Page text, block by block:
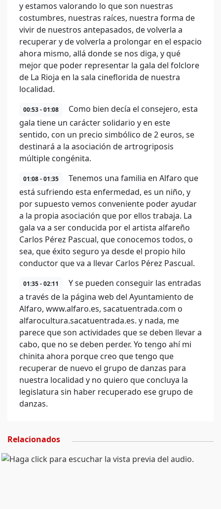
y estamos valorando lo que son nuestras
costumbres, nuestras raíces, nuestra forma de
vivir de nuestros antepasados, de volverla a
recuperar y de volverla a prolongar en el espacio
ahora mismo, allá donde se nos diga, y qué
mejor que poder representar la gala del folclore
de La Rioja en la sala cineflorida de nuestra
localidad.
00:53 - 01:08
Como bien decía el consejero, esta
gala tiene un carácter solidario y en este
sentido, con un precio simbólico de 2 euros, se
destinará a la asociación de artrogriposis
múltiple congénita.
01:08 - 01:35
Tenemos una familia en Alfaro que
está sufriendo esta enfermedad, es un niño, y
por supuesto vemos conveniente poder ayudar
a la propia asociación que por ellos trabaja. La
gala va a ser conducida por el artista alfareño
Carlos Pérez Pascual, que conocemos todos, o
sea, que éxito seguro ya desde el propio hilo
conductor que va a llevar Carlos Pérez Pascual.
01:35 - 02:11
Y se pueden conseguir las entradas
a través de la página web del Ayuntamiento de
Alfaro, www.alfaro.es, sacatuentrada.com o
alfarocultura.sacatuentrada.es. y nada, me
parece que son actividades que se deben llevar a
cabo, que no se deben perder. Yo tengo ahí mi
chinita ahora porque creo que tengo que
recuperar de nuevo el grupo de danzas para
nuestra localidad y no quiero que concluya la
legislatura sin haber recuperado ese grupo de
danzas.
Relacionados